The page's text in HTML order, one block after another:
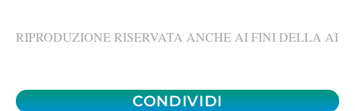
RIPRODUZIONE RISERVATA ANCHE AI FINI DELLA AI
CONDIVIDI